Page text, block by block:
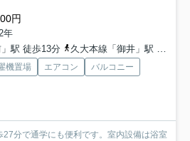
円
年
駅 徒歩13分
久大本線「御井」駅 徒歩27分
機置場 エアコン
バルコニー
分で通学にも便利です。室内設備は浴室